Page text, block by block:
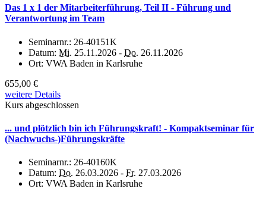
Das 1 x 1 der Mitarbeiterführung, Teil II - Führung und
Verantwortung im Team
Seminarnr.: 26-40151K
Datum: Mi. 25.11.2026 - Do. 26.11.2026
Ort: VWA Baden in Karlsruhe
655,00 €
weitere Details
Kurs abgeschlossen
... und plötzlich bin ich Führungskraft! - Kompaktseminar für
(Nachwuchs-)Führungskräfte
Seminarnr.: 26-40160K
Datum: Do. 26.03.2026 - Fr. 27.03.2026
Ort: VWA Baden in Karlsruhe